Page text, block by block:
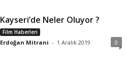
Kayseri’de Neler Oluyor ?
Film Haberleri
Erdoğan Mitrani - 1 Aralık 2019 0